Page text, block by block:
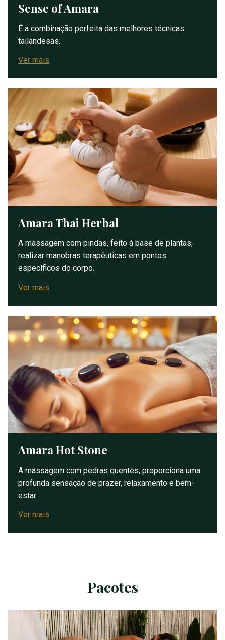
Sense of Amara
É a combinação perfeita das melhores técnicas
tailandesas.
Ver mais
Amara Thai Herbal
A massagem com pindas, feito à base de plantas,
realizar manobras terapêuticas em pontos
específicos do corpo.
Ver mais
Amara Hot Stone
A massagem com pedras quentes, proporciona uma
profunda sensação de prazer, relaxamento e bem-
estar.
Ver mais
Pacotes